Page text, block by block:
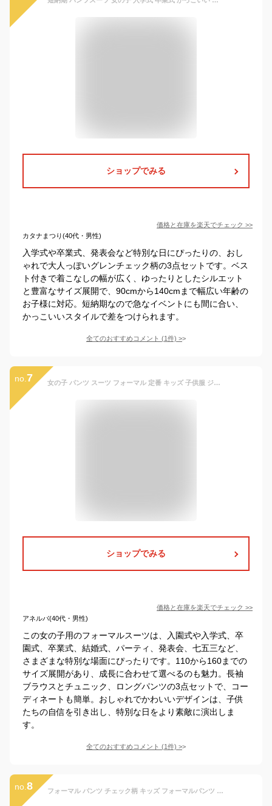
ショップでみる
価格と在庫を楽天でチェック >>
カタナまつり(40代・男性)
入学式や卒業式、発表会など特別な日にぴったりの、おし
ゃれで大人っぽいグレンチェック柄の3点セットです。ベス
ト付きで着こなしの幅が広く、ゆったりとしたシルエット
と豊富なサイズ展開で、90cmから140cmまで幅広い年齢の
お子様に対応。短納期なので急なイベントにも間に合い、
かっこいいスタイルで差をつけられます。
全てのおすすめコメント (1件) >
no. 7 女の子 パンツ スーツ フォーマル 定番 キッズ 子供服 ジュニア セットアップ 110 120 130 140 150 160 ロングパンツ 長ズボン 上下セット 3点セット 長袖 ブラウス チュニック ズボン 入園式 入学式 卒園式 卒業式 結婚式 パーティ 発表会 七五三 おしゃれ かわいい
ショップでみる
価格と在庫を楽天でチェック >>
アネルバ(40代・男性)
この女の子用のフォーマルスーツは、入園式や入学式、卒
園式、卒業式、結婚式、パーティ、発表会、七五三など、
さまざまな特別な場面にぴったりです。110から160までの
サイズ展開があり、成長に合わせて選べるのも魅力。長袖
ブラウスとチュニック、ロングパンツの3点セットで、コー
ディネートも簡単。おしゃれでかわいいデザインは、子供
たちの自信を引き出し、特別な日をより素敵に演出しま
す。
全てのおすすめコメント (1件) >
no. 8 フォーマル パンツ チェック柄 キッズ フォーマルパンツ 子供服 男の子 女の子 フォーマルスーツ用パンツ パンツ単品 スーツ用パンツ こども 紳士服 発表会 演奏会 ピアノ発表会 入学式 卒業式 卒園式 入園式